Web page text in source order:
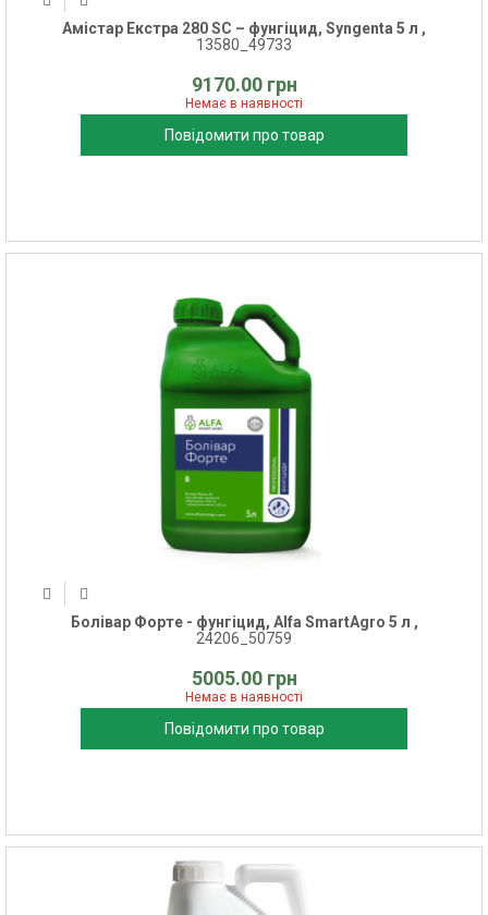
Амістар Екстра 280 SС – фунгіцид, Syngenta 5 л ,
13580_49733
9170.00 грн
Немає в наявності
Повідомити про товар
Болівар Форте - фунгіцид, Alfa SmartAgro 5 л ,
24206_50759
5005.00 грн
Немає в наявності
Повідомити про товар